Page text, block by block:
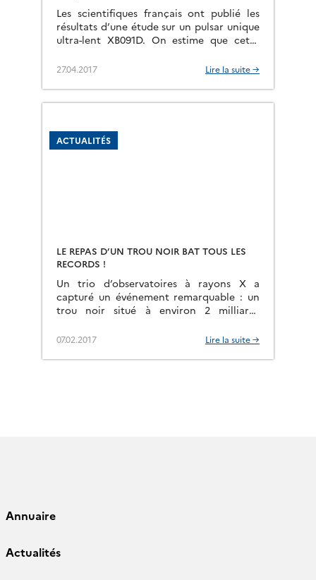
Les scientifiques français ont publié les
résultats d’une étude sur un pulsar unique
ultra-lent XB091D. On estime que cette
qualifiée de compagne, il […]
27.04.2017 Lire la suite →
ACTUALITÉS
LE REPAS D’UN TROU NOIR BAT TOUS LES
RECORDS !
Un trio d’observatoires à rayons X a
capturé un événement remarquable : un
trou noir situé à environ 2 milliards
matière à un rythme effréné […]
07.02.2017 Lire la suite →
Annuaire
Actualités